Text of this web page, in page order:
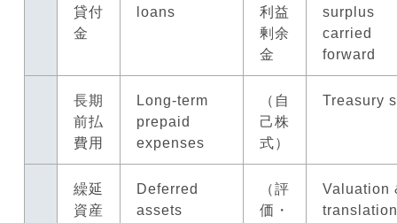
貸付
金
loans
利益
剰余
金
surplus
carried
forward
長期
前払
費用
Long-term
prepaid
expenses
（自
己株
式）
Treasury
繰延
資産
Deferred
assets
（評
価・
Valuation
translation